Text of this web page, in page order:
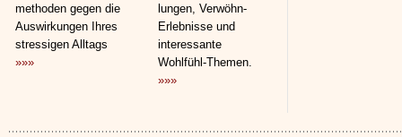
methoden gegen die
Auswirkungen Ihres
stressigen Alltags
»»»
lungen, Verwöhn-
Erlebnisse und
interessante
Wohlfühl-Themen.
»»»